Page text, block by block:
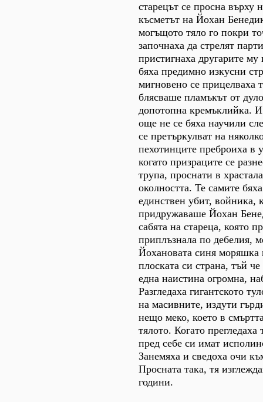
старецът се просна върху
късметът на Йохан
могъщото тяло го покри
започнаха да стрелят
пристигнаха другарите
бяха предимно изкусни
мигновено се прицелваха
блясваше пламъкът от
допотопна кремъклийка.
още не се бяха научили
се претъркулват на
пехотинците преброиха в
когато призраците се
трупа, проснати в
околността. Те самите
единствен убит, войника,
придружаваше Йохан
сабята на стареца, която
приплъзнала по дебелия,
Йохановата синя
плоската си страна, тъй
една наистина огромна,
Разгледаха гигантското
на масивните, издути
нещо меко, което в
тялото. Когато
пред себе си имат
Занемяха и сведоха очи
Просната така, тя
години.